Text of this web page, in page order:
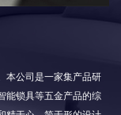
本公司是一家集产品研
能锁具等五金产品的综